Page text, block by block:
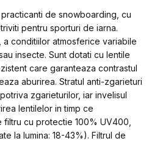
de snowboarding, cu
pentru sporturi de iarna.
conditiilor atmosferice variabile
insecte. Sunt dotati cu lentile
care garanteaza contrastul
aburirea. Stratul anti-zgarieturi
zgarieturilor, iar invelisul
lentilelor in timp ce
cu protectie 100% UV400,
la lumina: 18-43%). Filtrul de